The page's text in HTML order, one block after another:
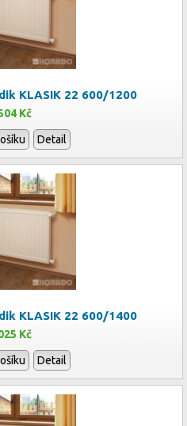
KLASIK 22 600/1200
Kč
Detail
KLASIK 22 600/1400
Kč
Detail